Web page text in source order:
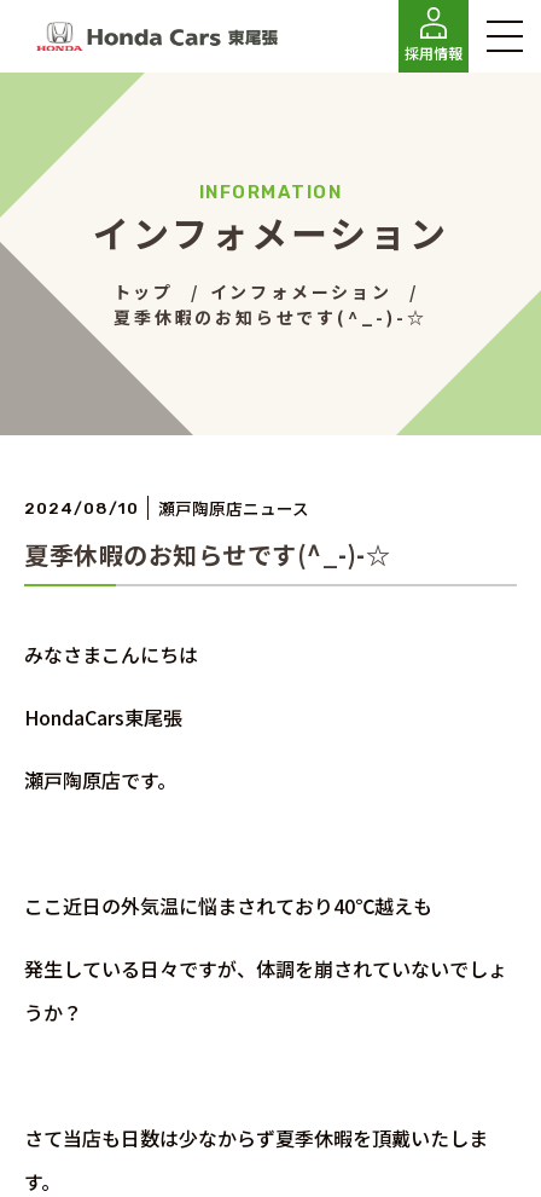
採用情報
インフォメーション
トップ
インフォメーション
夏季休暇のお知らせです(^_-)-☆
2024/08/10 瀬戸陶原店ニュース
夏季休暇のお知らせです(^_-)-☆
みなさまこんにちは
HondaCars東尾張
瀬戸陶原店です。
ここ近日の外気温に悩まされており40℃越えも
発生している日々ですが、体調を崩されていないでしょ
うか？
さて当店も日数は少なからず夏季休暇を頂戴いたしま
す。